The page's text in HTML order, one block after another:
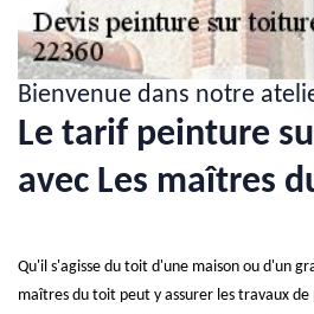
Bienvenue dans notre
Le tarif peinture
avec Les maîtres
Qu'il s'agisse du toit d'une maison ou d'un
maîtres du toit peut y assurer les travaux de